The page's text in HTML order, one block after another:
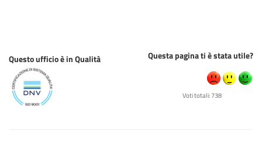
Questa pagina ti è stata utile?
Voti totali: 738
Questo ufficio è in Qualità